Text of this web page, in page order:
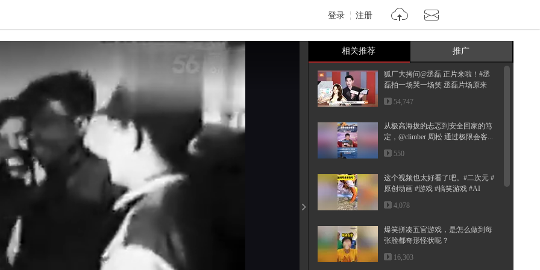
登录 注册
亮度
相关推荐 推广
狐厂大拷问️@丞磊 正片来啦！#丞
磊拍一场哭一场笑 丞磊片场原来
是...
54,747
从极高海拔的忐忑到安全回家的笃
定，@climber 周松 通过极限会客...
550
这个视频也太好看了吧。#二次元 #
原创动画 #游戏 #搞笑游戏 #AI
4,078
爆笑拼凑五官游戏，是怎么做到每
张脸都奇形怪状呢？
16,303